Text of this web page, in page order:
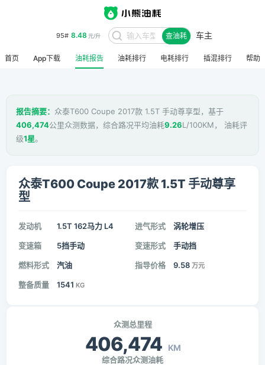
95# 8.48 元/升 查油耗 车主
首页 App下载 油耗报告 油耗排行 电耗排行 插混排行 帮助
报告摘要： 众泰T600 Coupe 2017款 1.5T 手动尊享型，基于
406,474公里众测数据，综合路况平均油耗9.26L/100KM， 油耗评
级1星。
众泰T600 Coupe 2017款 1.5T 手动尊享
型
发动机 1.5T 162马力 L4 进气形式 涡轮增压
变速箱 5挡手动 变速形式 手动挡
燃料形式 汽油 指导价格 9.58 万元
整备质量 1541 KG
众测总里程
406,474 KM
综合路况众测油耗